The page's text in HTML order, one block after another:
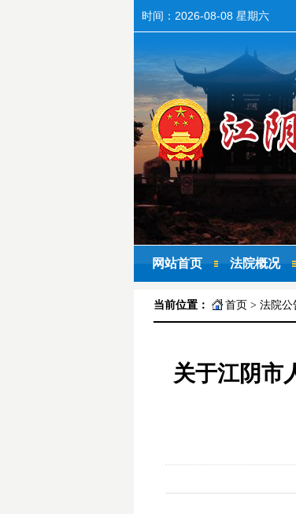
时间： 2026-08-08 星期六
网站首页 法院概况
当前位置： 首页 > 法院公
关于江阴市